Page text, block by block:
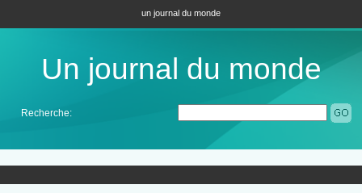
un journal du monde
Un journal du monde
Recherche: